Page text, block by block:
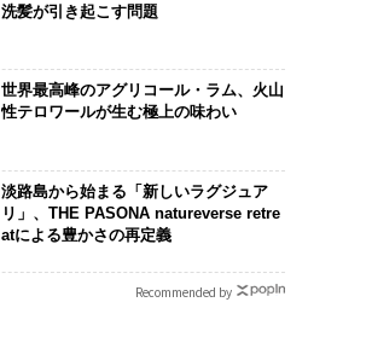
洗髪が引き起こす問題
世界最高峰のアグリコール・ラム、火山
性テロワールが生む極上の味わい
淡路島から始まる「新しいラグジュア
リ」、THE PASONA natureverse retre
atによる豊かさの再定義
Recommended by